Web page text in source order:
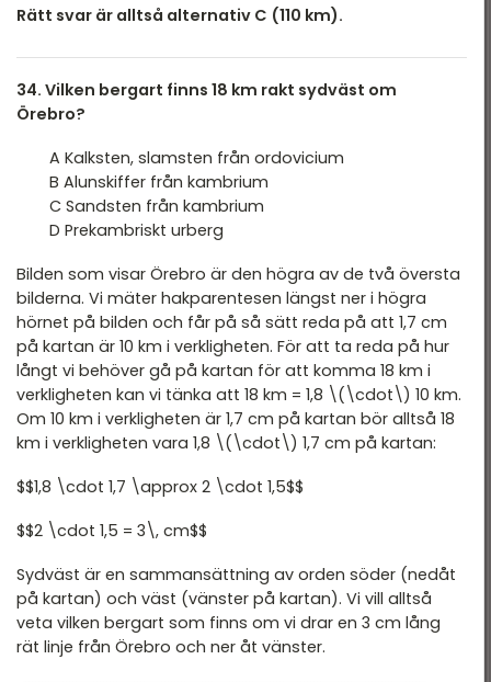
Rätt svar är alltså alternativ C (110 km).
34. Vilken bergart finns 18 km rakt sydväst om
Örebro?
A Kalksten, slamsten från ordovicium
B Alunskiffer från kambrium
C Sandsten från kambrium
D Prekambriskt urberg
Bilden som visar Örebro är den högra av de två översta
bilderna. Vi mäter hakparentesen längst ner i högra
hörnet på bilden och får på så sätt reda på att 1,7 cm
på kartan är 10 km i verkligheten. För att ta reda på hur
långt vi behöver gå på kartan för att komma 18 km i
verkligheten kan vi tänka att 18 km = 1,8 \(\cdot\) 10 km.
Om 10 km i verkligheten är 1,7 cm på kartan bör alltså 18
km i verkligheten vara 1,8 \(\cdot\) 1,7 cm på kartan:
$$1,8 \cdot 1,7 \approx 2 \cdot 1,5$$
$$2 \cdot 1,5 = 3\, cm$$
Sydväst är en sammansättning av orden söder (nedåt
på kartan) och väst (vänster på kartan). Vi vill alltså
veta vilken bergart som finns om vi drar en 3 cm lång
rät linje från Örebro och ner åt vänster.